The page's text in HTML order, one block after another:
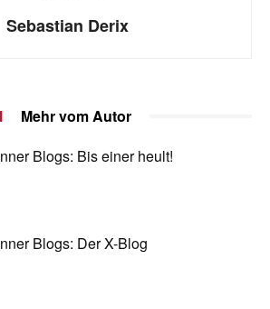
Sebastian Derix
Mehr vom Autor
Blogs: Bis einer heult!
Blogs: Der X-Blog